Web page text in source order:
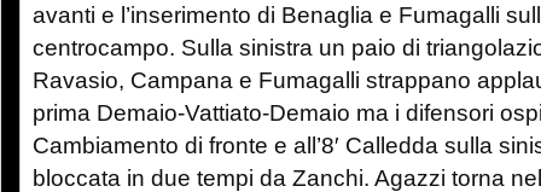
avanti e l’inserimento di Benaglia e Fumagalli
centrocampo. Sulla sinistra un paio di
Ravasio, Campana e Fumagalli strappano
prima Demaio-Vattiato-Demaio ma i difensori
Cambiamento di fronte e all’8′ Calledda sulla
bloccata in due tempi da Zanchi. Agazzi torna